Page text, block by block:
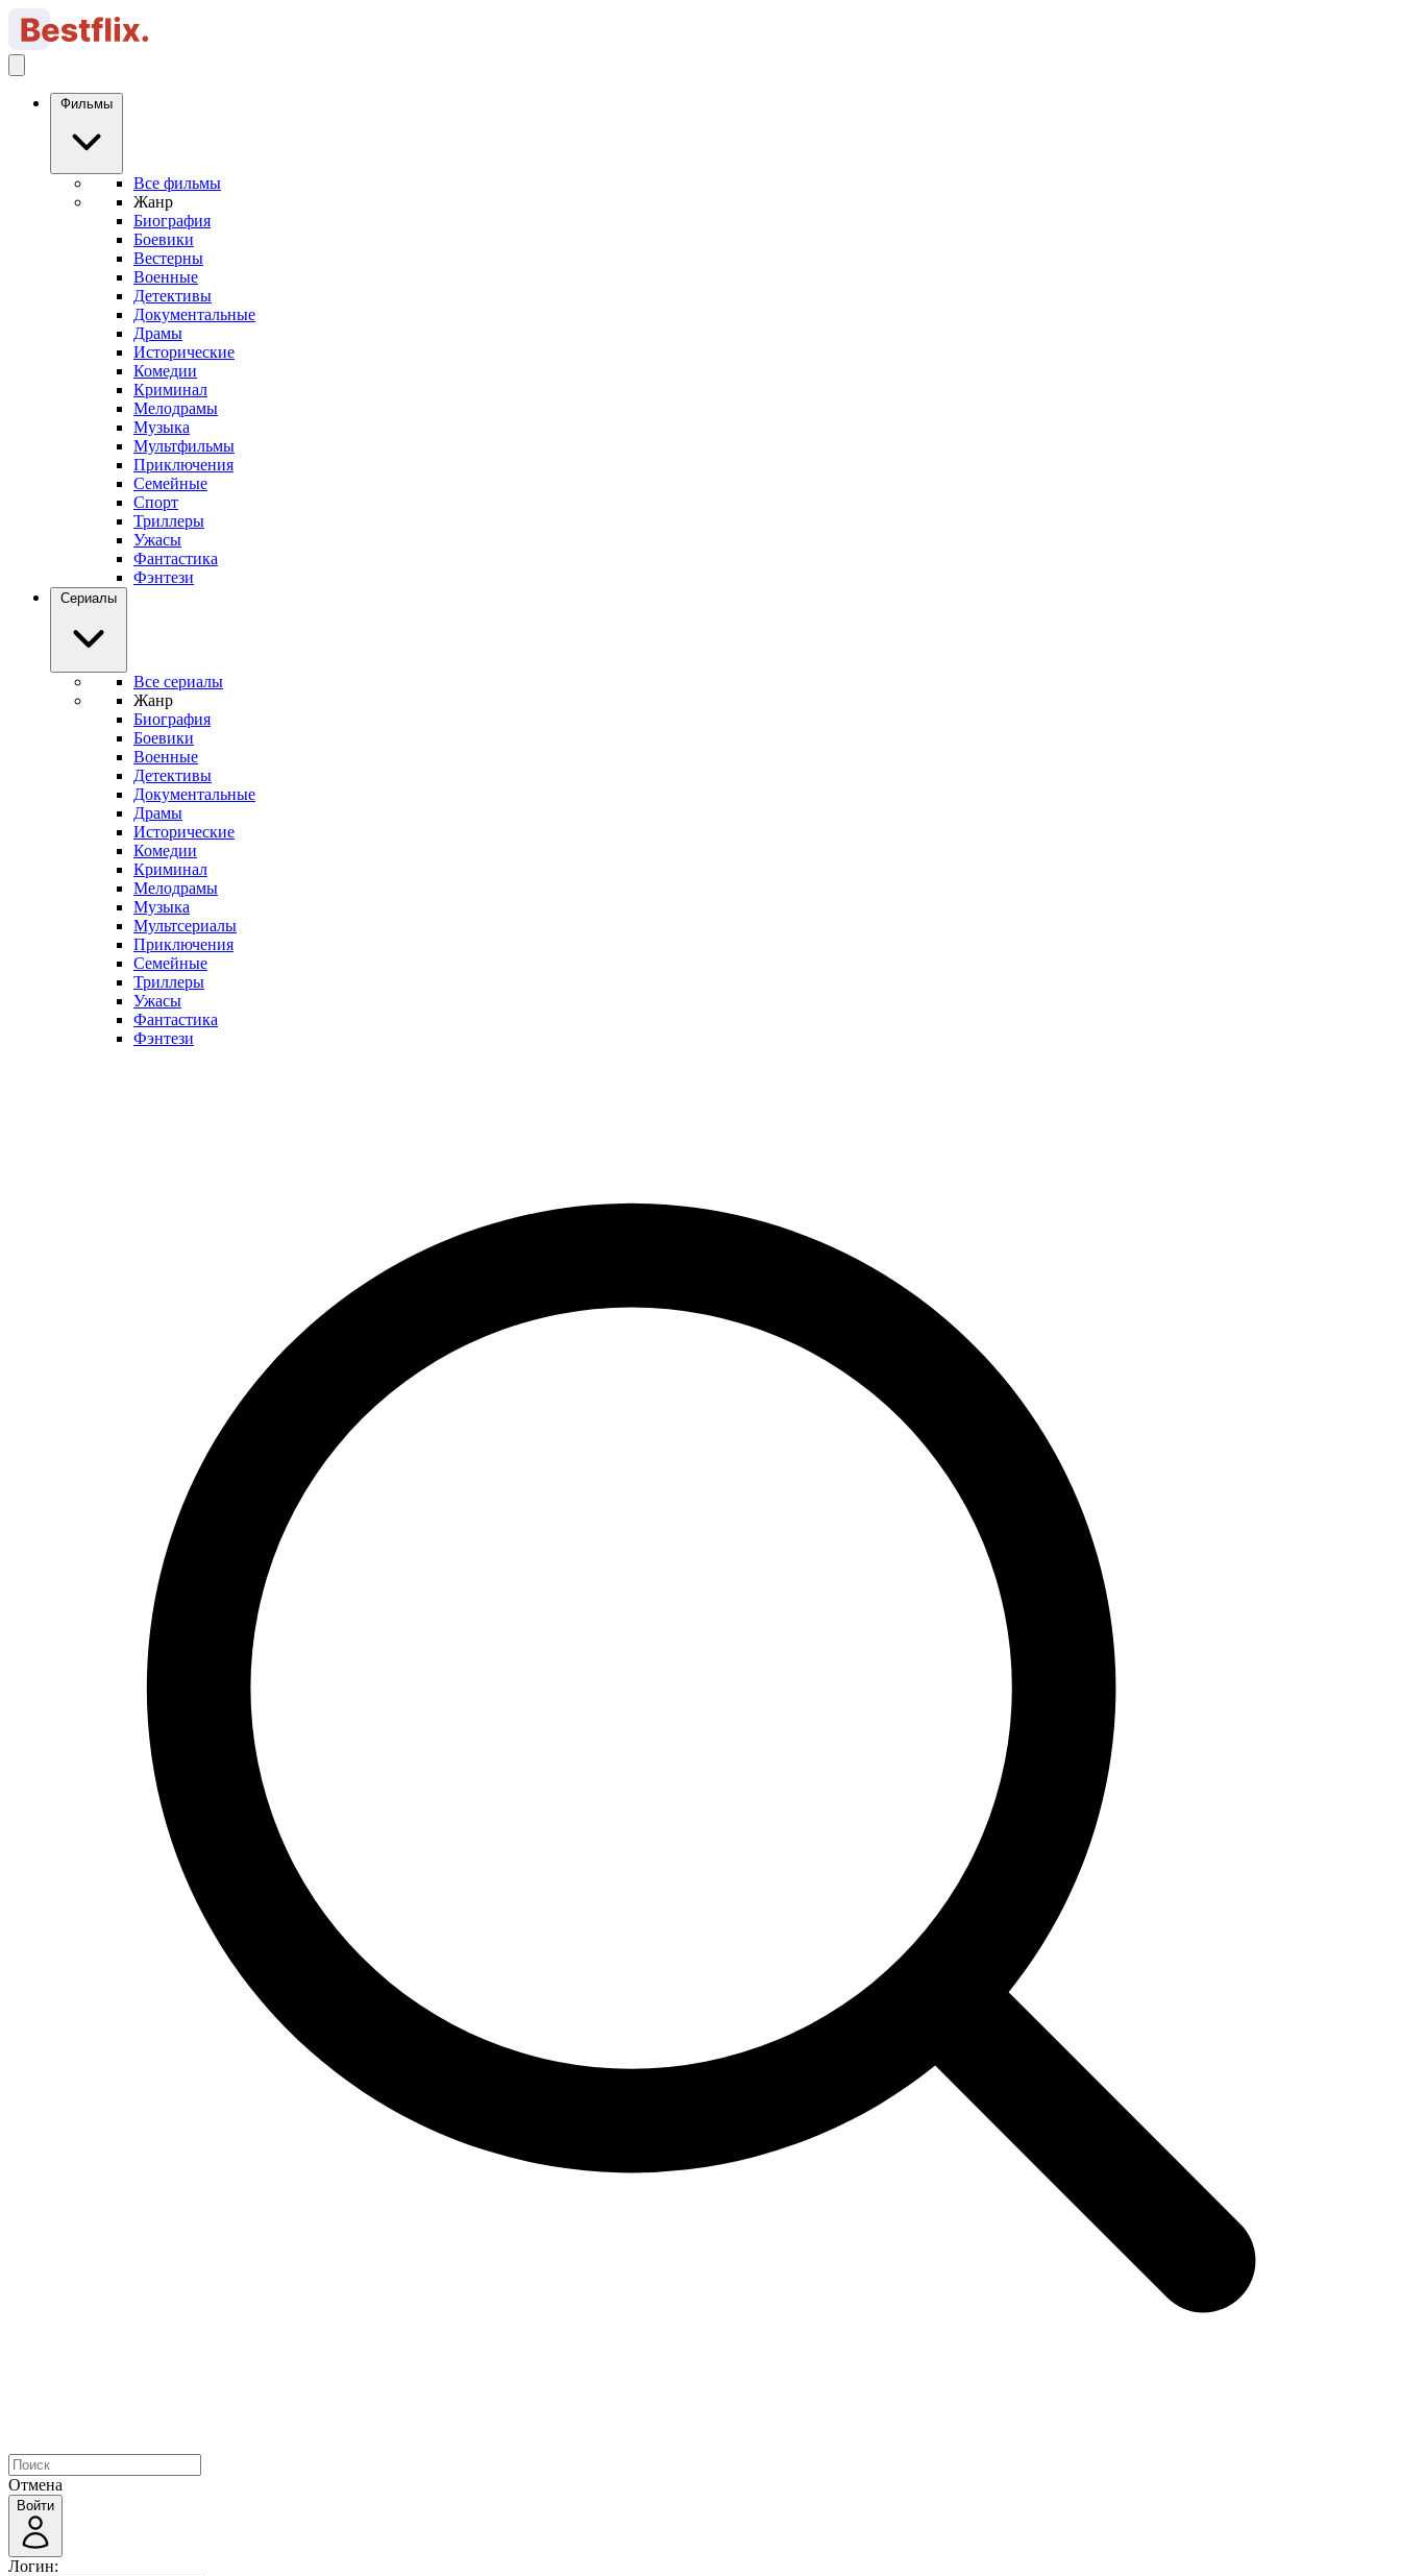
Фильмы
Все фильмы
Жанр
Биография
Боевики
Вестерны
Военные
Детективы
Документальные
Драмы
Исторические
Комедии
Криминал
Мелодрамы
Музыка
Мультфильмы
Приключения
Семейные
Спорт
Триллеры
Ужасы
Фантастика
Фэнтези
Сериалы
Все сериалы
Жанр
Биография
Боевики
Военные
Детективы
Документальные
Драмы
Исторические
Комедии
Криминал
Мелодрамы
Музыка
Мультсериалы
Приключения
Семейные
Триллеры
Ужасы
Фантастика
Фэнтези
Отмена
Войти
Логин: